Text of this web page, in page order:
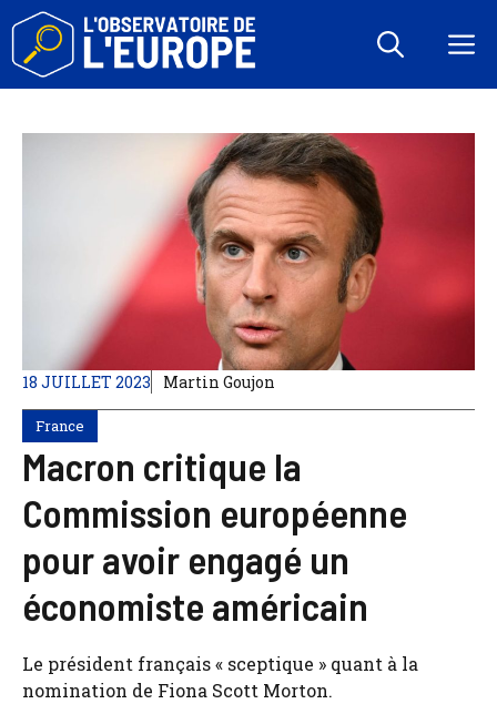
Aller
contenu
18 JUILLET 2023 Martin Goujon
France
Macron critique la
Commission européenne
pour avoir engagé un
économiste américain
Le président français « sceptique » quant à la
nomination de Fiona Scott Morton.